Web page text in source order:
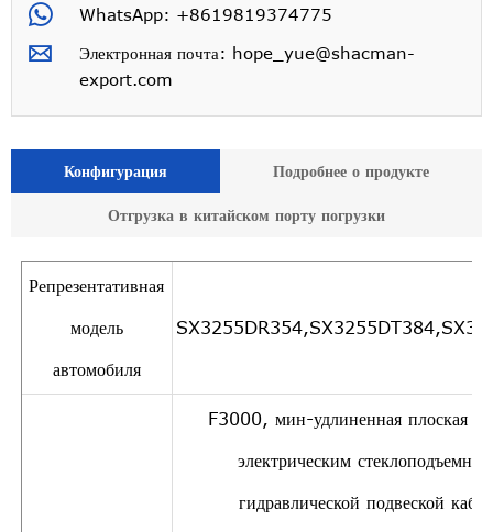
 WhatsApp: +8619819374775

Электронная почта: hope_yue@shacman-
export.com
Конфигурация Подробнее о продукте
Отгрузка в китайском порту погрузки
Репрезентативная
модель
автомобиля
F3000, мин-удлиненная плоская
электрическим
гидравлической подвеской